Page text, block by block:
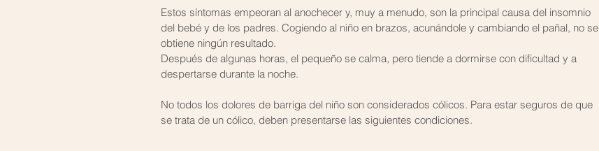
Estos síntomas empeoran al anochecer y, muy a menudo, son la principal causa del insomnio
del bebé y de los padres. Cogiendo al niño en brazos, acunándole y cambiando el pañal, no se
obtiene ningún resultado.
Después de algunas horas, el pequeño se calma, pero tiende a dormirse con dificultad y a
despertarse durante la noche.
No todos los dolores de barriga del niño son considerados cólicos. Para estar seguros de que
se trata de un cólico, deben presentarse las siguientes condiciones.